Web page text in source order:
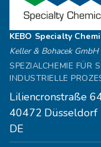
KEBO Specialty
Keller & Bohacek GmbH
SPEZIALCHEMIE FÜR
INDUSTRIELLE
Liliencronstraße
40472 Düsseldorf
DE